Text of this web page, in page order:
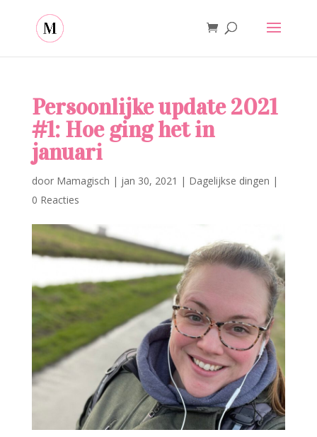
Persoonlijke update 2021
#1: Hoe ging het in
januari
door Mamagisch | jan 30, 2021 | Dagelijkse dingen |
0 Reacties